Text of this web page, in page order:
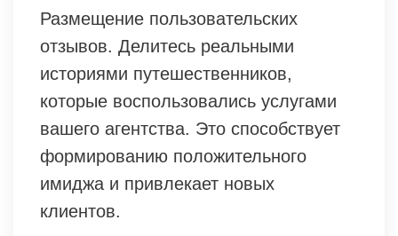
Размещение пользовательских
отзывов. Делитесь реальными
историями путешественников,
которые воспользовались услугами
вашего агентства. Это способствует
формированию положительного
имиджа и привлекает новых
клиентов.